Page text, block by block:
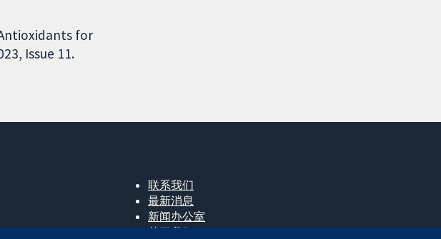
Antioxidants for
Issue 11.
联系我们
最新消息
新闻办公室
关于我们